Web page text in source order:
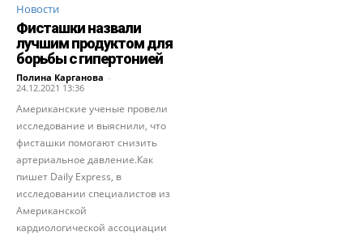
Новости
Фисташки назвали
лучшим продуктом для
борьбы с гипертонией
Полина Карганова -
24.12.2021 13:36
Американские ученые провели
исследование и выяснили, что
фисташки помогают снизить
артериальное давление.Как
пишет Daily Express, в
исследовании специалистов из
Американской
кардиологической ассоциации